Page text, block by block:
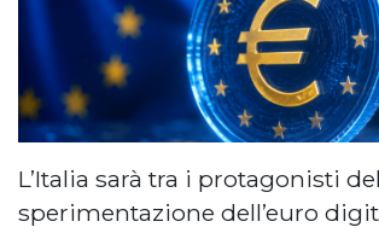
L’Italia sarà tra i protagonisti
sperimentazione dell’euro